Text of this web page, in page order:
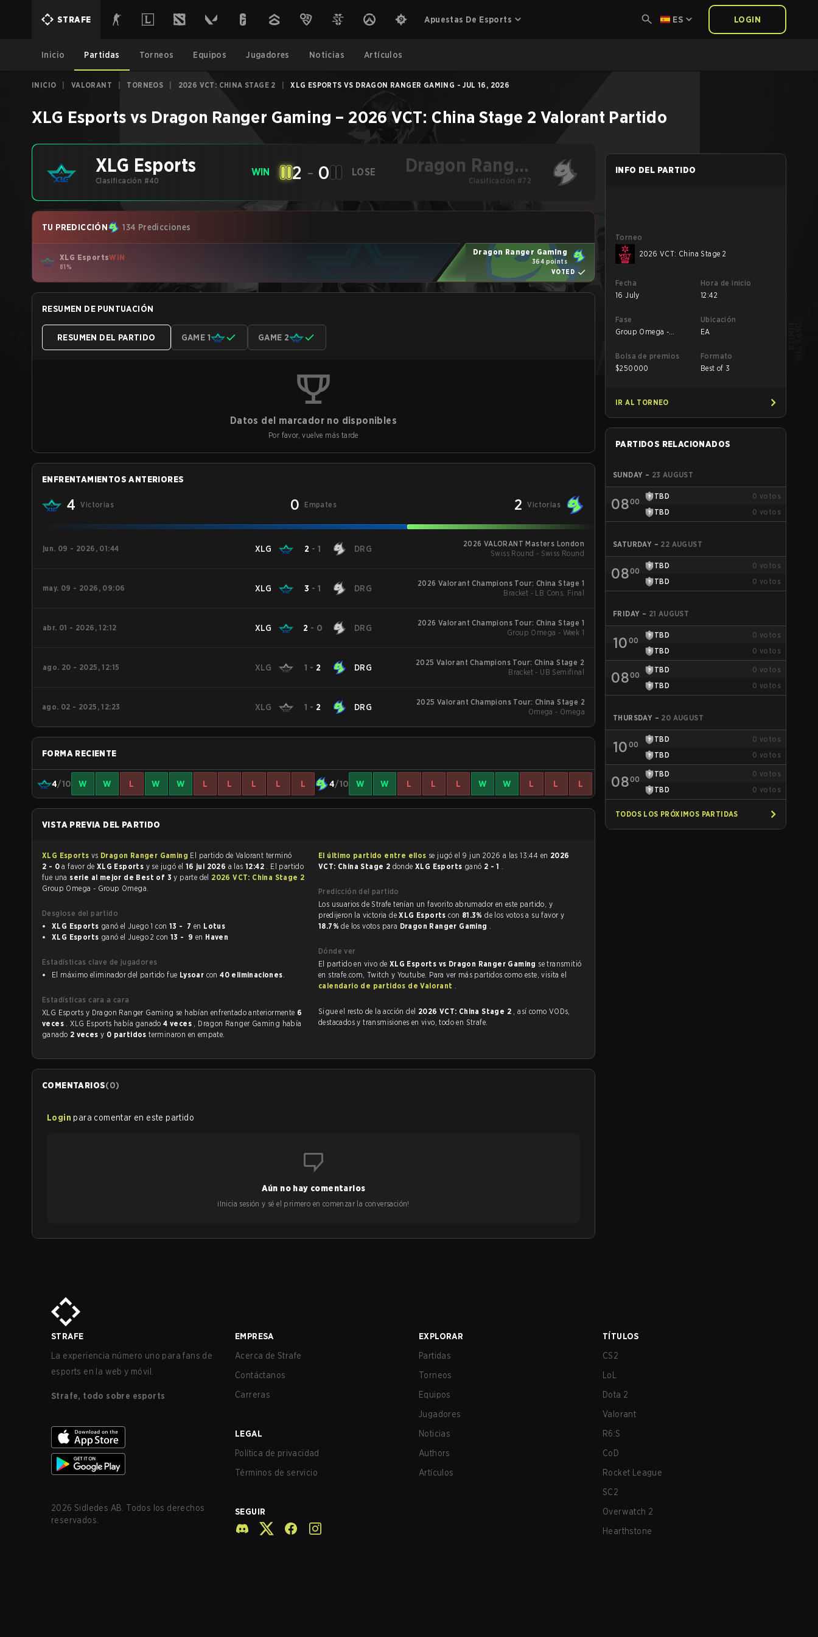
STRAFE Apuestas De Esports ES LOGIN
Inicio Partidas Torneos Equipos Jugadores Noticias Artículos
INICIO VALORANT TORNEOS 2026 VCT: CHINA STAGE 2 XLG ESPORTS VS DRAGON RANGER GAMING - JUL 16, 2026
XLG Esports vs Dragon Ranger Gaming – 2026 VCT: China Stage 2 Valorant Partido
XLG Esports
Clasificación #40
WIN 2 - 0 LOSE
Dragon Ranger
Gaming
Clasificación #72
TU PREDICCIÓN 134 Predicciones
XLG EsportsWIN
81%
Dragon Ranger Gaming
364 points
VOTED
RESUMEN DE PUNTUACIÓN
RESUMEN DEL PARTIDO GAME 1 GAME 2
Datos del marcador no disponibles
Por favor, vuelve más tarde
ENFRENTAMIENTOS ANTERIORES
4 Victorias 0 Empates 2 Victorias
jun. 09 - 2026, 01:44 XLG 2 -1 DRG
2026 VALORANT Masters London
Swiss Round - Swiss Round
may. 09 - 2026, 09:06 XLG 3 -1 DRG
2026 Valorant Champions Tour: China Stage 1
Bracket - LB Cons. Final
abr. 01 - 2026, 12:12 XLG 2 - 0 DRG
2026 Valorant Champions Tour: China Stage 1
Group Omega - Week 1
ago. 20 - 2025, 12:15 XLG 1 - 2 DRG
2025 Valorant Champions Tour: China Stage 2
Bracket - UB Semifinal
ago. 02 - 2025, 12:23 XLG 1 - 2 DRG
2025 Valorant Champions Tour: China Stage 2
Omega - Omega
FORMA RECIENTE
4/10 W W L W W L L L L L 4/10 W W L L L W W L L L
VISTA PREVIA DEL PARTIDO
XLG Esports vs Dragon Ranger Gaming
El partido de Valorant terminó
2 - 0 a favor de XLG Esports y se jugó el 16 jul 2026 a las 12:42 . El partido
fue una serie al mejor de Best of 3y parte del 2026 VCT: China Stage 2
Group Omega - Group Omega.
Desglose del partido
XLG Esports
ganó el Juego 1 con 13 - 7 en Lotus
XLG Esports
ganó el Juego 2 con 13 - 9 en Haven
Estadísticas clave de jugadores
El máximo eliminador del partido fue Lysoar con40 eliminaciones.
Estadísticas cara a cara
XLG Esports y Dragon Ranger Gaming se habían enfrentado anteriormente 6
veces . XLG Esports había ganado4 veces , Dragon Ranger Gaming había
ganado 2 veces y 0 partidosterminaron en empate.
El último partido entre ellos se jugó el 9 jun 2026 a las 13:44 en 2026
VCT: China Stage 2 donde XLG Esports ganó 2 - 1 .
Predicción del partido
Los usuarios de Strafe tenían un favorito abrumador en este partido, y
predijeron la victoria deXLG Esportscon 81.3%de los votos a su favor y
18.7%de los votos para Dragon Ranger Gaming .
Dónde ver
El partido en vivo de XLG Esports vs Dragon Ranger Gaming se transmitió
en strafe.com, Twitch y Youtube. Para ver más partidos como este, visita el
calendario de partidos de Valorant .
Sigue el resto de la acción del 2026 VCT: China Stage 2 , así como VODs,
destacados y transmisiones en vivo, todo en Strafe.
COMENTARIOS(0)
Login para comentar en este partido
Aún no hay comentarios
¡Inicia sesión y sé el primero en comenzar la conversación!
INFO DEL PARTIDO
Torneo
2026 VCT: China Stage 2
Fecha
16 July
Hora de inicio
12:42
Fase
Group Omega -
Ubicación
EA
Bolsa de premios
$250000
Formato
Best of 3
IR AL TORNEO
PARTIDOS RELACIONADOS
SUNDAY – 23 AUGUST
0800
TBD 0 votos
TBD
0 votos
SATURDAY – 22 AUGUST
0800
TBD 0 votos
TBD
0 votos
FRIDAY – 21 AUGUST
10 00
TBD 0 votos
TBD
0 votos
0800
TBD 0 votos
TBD
0 votos
THURSDAY – 20 AUGUST
10 00
TBD 0 votos
TBD
0 votos
0800
TBD 0 votos
TBD
0 votos
TODOS LOS PRÓXIMOS PARTIDAS
STRAFE
La experiencia número uno para fans de
esports en la web y móvil.
Strafe, todo sobre esports
2026 Sidledes AB. Todos los derechos
reservados.
EMPRESA
Acerca de Strafe
Contáctanos
Carreras
LEGAL
Política de privacidad
Términos de servicio
SEGUIR
EXPLORAR
Partidas
Torneos
Equipos
Jugadores
Noticias
Authors
Artículos
TÍTULOS
CS2
LoL
Dota 2
Valorant
R6:S
CoD
Rocket League
SC2
Overwatch 2
Hearthstone